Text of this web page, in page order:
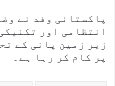
پاکستانی وفد نے
انتظامی اور
زیر زمین پانی کے
پر کام کر رہا ہے۔